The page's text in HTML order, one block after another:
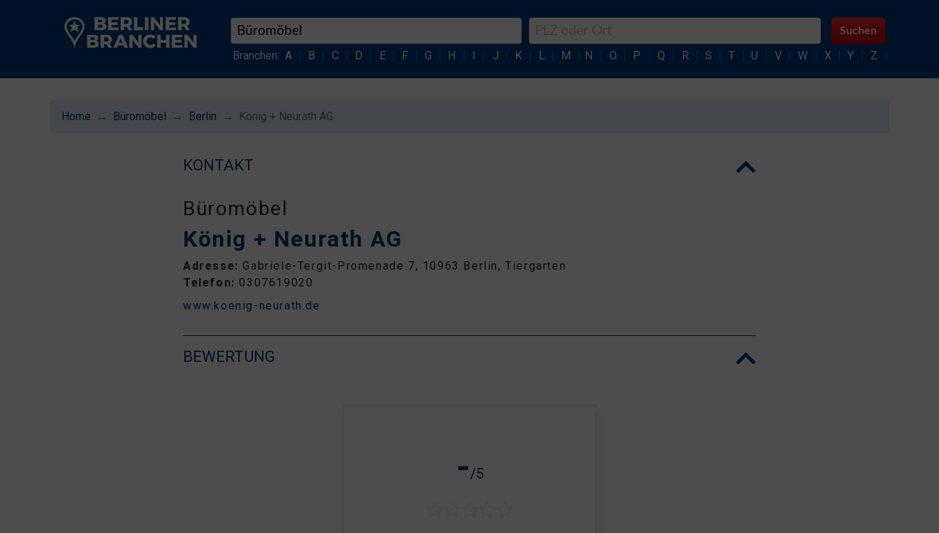
Suchen
Branchen: A B C D E F G H I J K L M N O P Q R S T U V W X Y Z
Home Büromöbel Berlin König + Neurath AG
KONTAKT
Büromöbel
König + Neurath AG
Adresse: Gabriele-Tergit-Promenade 7, 10963 Berlin, Tiergarten
Telefon: 0307619020
www.koenig-neurath.de
BEWERTUNG
-/5